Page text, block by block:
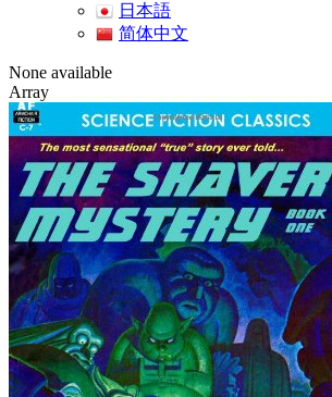
日本語
简体中文
None available
Array